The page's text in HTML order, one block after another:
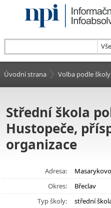
Úvodní strana Volba podle školy
Střední škola
Hustopeče,
organizace
Adresa:
Okres:
Břeclav
Typ školy:
střední